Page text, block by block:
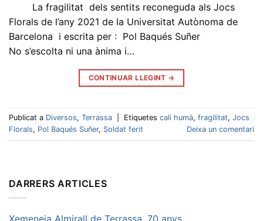
La fragilitat dels sentits reconeguda als Jocs
Florals de l’any 2021 de la Universitat Autònoma de
Barcelona i escrita per : Pol Baqués Suñer
No s’escolta ni una ànima i…
CONTINUAR LLEGINT →
Publicat a Diversos, Terrassa Etiquetes cali humà, fragilitat, Jocs
Florals, Pol Baqués Suñer, Soldat ferit Deixa un comentari
DARRERS ARTICLES